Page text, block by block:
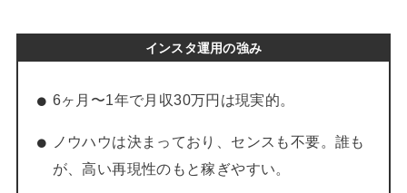
インスタ運用の強み
6ヶ月〜1年で月収30万円は現実的。
ノウハウは決まっており、センスも不要。誰も
が、高い再現性のもと稼ぎやすい。